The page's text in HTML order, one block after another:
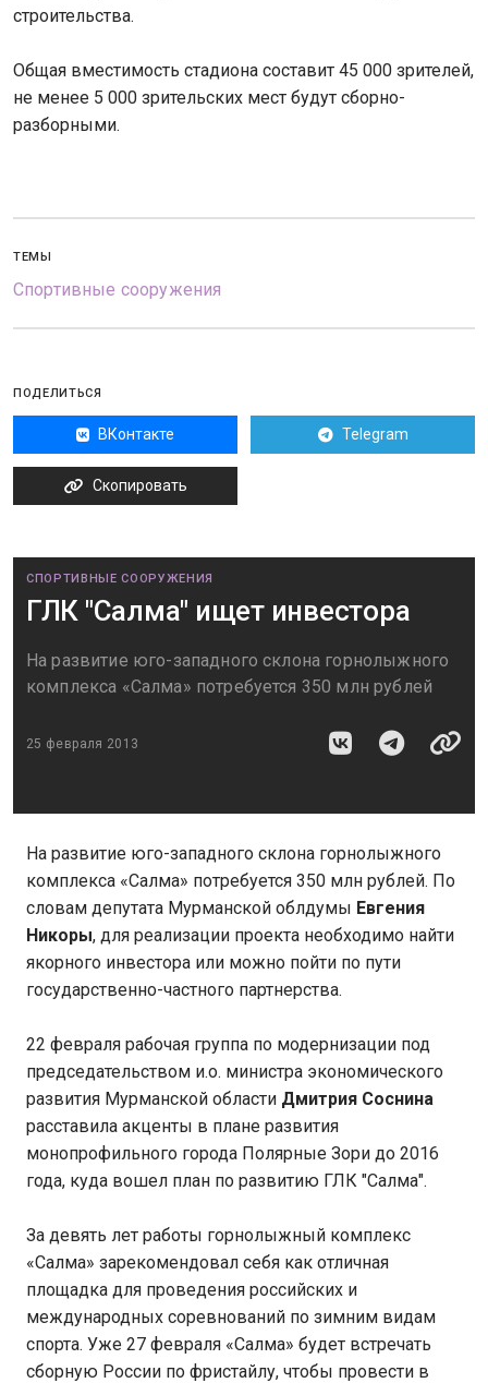
строительства.
Общая вместимость стадиона составит 45 000 зрителей,
не менее 5 000 зрительских мест будут сборно-
разборными.
ТЕМЫ
Спортивные сооружения
ПОДЕЛИТЬСЯ
ВКонтакте Telegram
Скопировать
СПОРТИВНЫЕ СООРУЖЕНИЯ
ГЛК "Салма" ищет инвестора
На развитие юго-западного склона горнолыжного
комплекса «Салма» потребуется 350 млн рублей
25 февраля 2013
На развитие юго-западного склона горнолыжного
комплекса «Салма» потребуется 350 млн рублей. По
словам депутата Мурманской облдумы Евгения
Никоры, для реализации проекта необходимо найти
якорного инвестора или можно пойти по пути
государственно-частного партнерства.
22 февраля рабочая группа по модернизации под
председательством и.о. министра экономического
развития Мурманской области Дмитрия Соснина
расставила акценты в плане развития
монопрофильного города Полярные Зори до 2016
года, куда вошел план по развитию ГЛК "Салма".
За девять лет работы горнолыжный комплекс
«Салма» зарекомендовал себя как отличная
площадка для проведения российских и
международных соревнований по зимним видам
спорта. Уже 27 февраля «Салма» будет встречать
сборную России по фристайлу, чтобы провести в